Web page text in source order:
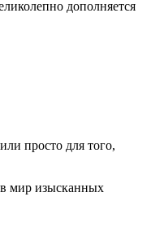
дополняется
просто для того,
в мир изысканных